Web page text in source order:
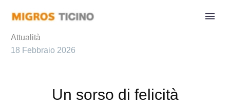
Attualità
18 Febbraio 2026
Un sorso di felicità